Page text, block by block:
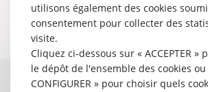
Langue :
Anglais, Espagnol
utilisons également des cookies
consentement pour collecter des
visite.
Cliquez ci-dessous sur « ACCEPTER »
le dépôt de l'ensemble des cookies
CONFIGURER » pour choisir quels